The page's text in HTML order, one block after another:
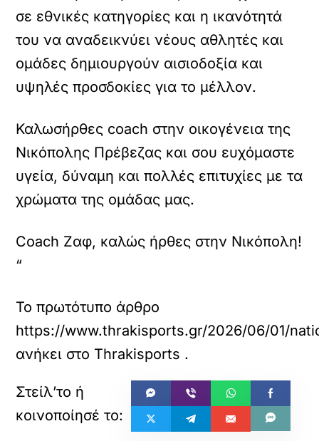
σε εθνικές κατηγορίες και η ικανότητά
του να αναδεικνύει νέους αθλητές και
ομάδες δημιουργούν αισιοδοξία και
υψηλές προσδοκίες για το μέλλον.
Καλωσήρθες coach στην οικογένεια της
Νικόπολης Πρέβεζας και σου ευχόμαστε
υγεία, δύναμη και πολλές επιτυχίες με τα
χρώματα της ομάδας μας.
Coach Ζαφ, καλώς ήρθες στην Νικόπολη!
“
Το πρωτότυπο άρθρο
https://www.thrakisports.gr/2026/06/01/
ανήκει στο Thrakisports .